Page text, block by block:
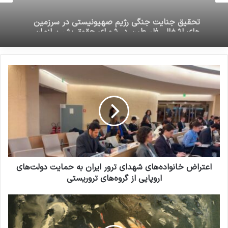
انتشار شاخص تروریسم جهانی در
سال 2022: افغانستان همچنان در
صدر متاثرین از تروریسم
19 مارس 2023
بررسی فیلم‌ها و سریال‌های ایرانی با
موضوع داعش
19 می 2025
گروه‌ها را متوقف کند، کشورهایی که به تروریست‌ها
پناه می‌دهند را تحت فشار قرار دهد و حقوق
های اشغالی فلسطین در شورای حقوق بشر سازمان
ملل
اعتراض خانواده‌های شهدای ترور ایران به حمایت دولت‌های
اروپایی از گروه‌های تروریستی